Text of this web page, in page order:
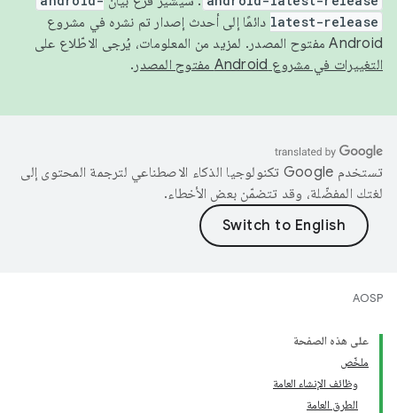
latest-release دائمًا إلى أحدث إصدار تم نشره في مشروع
Android مفتوح المصدر. لمزيد من المعلومات، يُرجى الاطّلاع على
التغييرات في مشروع Android مفتوح المصدر
.
تستخدم Google تكنولوجيا الذكاء الاصطناعي لترجمة المحتوى إلى
لغتك المفضّلة، وقد تتضمّن بعض الأخطاء.
AOSP
على هذه الصفحة
ملخّص
وظائف الإنشاء العامة
الطرق العامة